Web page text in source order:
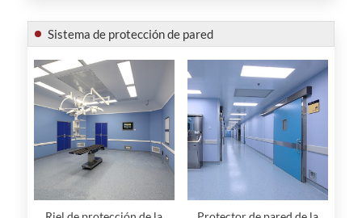
Sistema de protección de pared